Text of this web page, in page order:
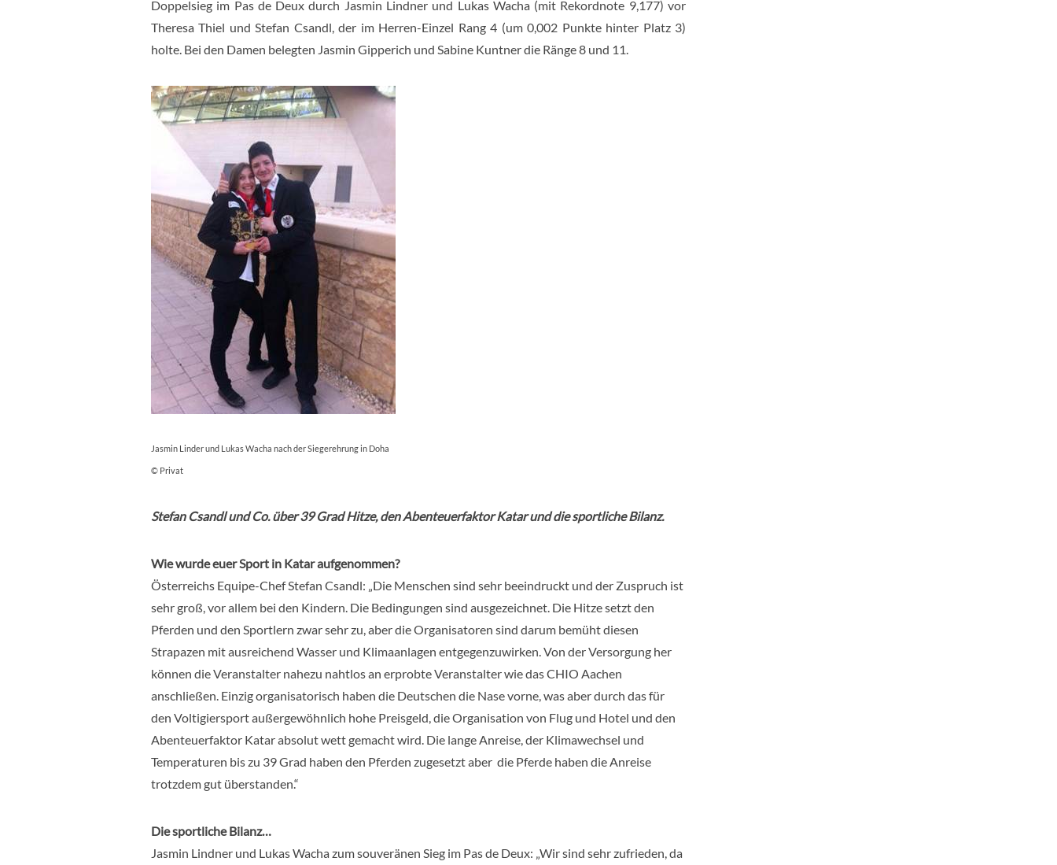
Doppelsieg im Pas de Deux durch Jasmin Lindner und Lukas Wacha (mit Rekordnote 9,177) vor
Theresa Thiel und Stefan Csandl, der im Herren-Einzel Rang 4 (um 0,002 Punkte hinter Platz 3)
holte. Bei den Damen belegten Jasmin Gipperich und Sabine Kuntner die Ränge 8 und 11.
Jasmin Linder und Lukas Wacha nach der Siegerehrung in Doha
© Privat
Stefan Csandl und Co. über 39 Grad Hitze, den Abenteuerfaktor Katar und die sportliche Bilanz.
Wie wurde euer Sport in Katar aufgenommen?
Österreichs Equipe-Chef Stefan Csandl: „Die Menschen sind sehr beeindruckt und der Zuspruch ist
sehr groß, vor allem bei den Kindern. Die Bedingungen sind ausgezeichnet. Die Hitze setzt den
Pferden und den Sportlern zwar sehr zu, aber die Organisatoren sind darum bemüht diesen
Strapazen mit ausreichend Wasser und Klimaanlagen entgegenzuwirken. Von der Versorgung her
können die Veranstalter nahezu nahtlos an erprobte Veranstalter wie das CHIO Aachen
anschließen. Einzig organisatorisch haben die Deutschen die Nase vorne, was aber durch das für
den Voltigiersport außergewöhnlich hohe Preisgeld, die Organisation von Flug und Hotel und den
Abenteuerfaktor Katar absolut wett gemacht wird. Die lange Anreise, der Klimawechsel und
Temperaturen bis zu 39 Grad haben den Pferden zugesetzt aber die Pferde haben die Anreise
trotzdem gut überstanden.“
Die sportliche Bilanz…
Jasmin Lindner und Lukas Wacha zum souveränen Sieg im Pas de Deux: „Wir sind sehr zufrieden, da